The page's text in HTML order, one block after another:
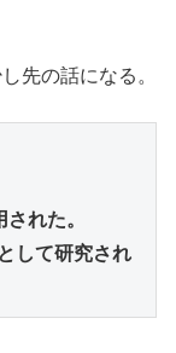
先の話になる。
れた。
して研究され